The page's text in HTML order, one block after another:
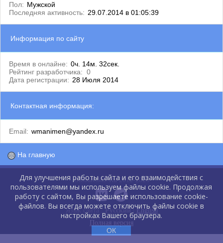
Пол: Мужской
Последняя активность: 29.07.2014 в 01:05:39
Информация по сайту
Время в онлайне: 0ч. 14м. 32сек.
Рейтинг разработчика: 0
Дата регистрации: 28 Июля 2014
Контактная информация:
Email: wmanimen@yandex.ru
На главную
GlobalCMS.Ru 2012-2026
Язык сайта :Русский| English
Полная версия
Для улучшения работы сайта и его взаимодействия с
пользователями мы используем файлы cookie. Продолжая
работу с сайтом, Вы разрешаете использование cookie-
файлов. Вы всегда можете отключить файлы cookie в
настройках Вашего браузера.
ОК